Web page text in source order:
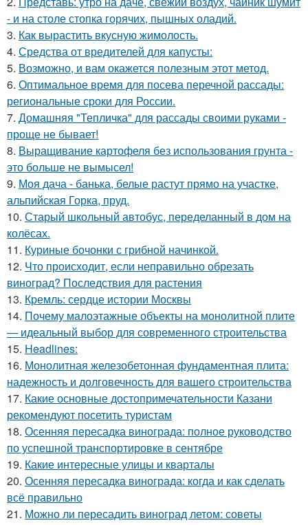
- и на столе стопка горячих, пышных оладий.
3. Как вырастить вкусную жимолость.
4. Средства от вредителей для капусты:
5. Возможно, и вам окажется полезным этот метод.
6. Оптимальное время для посева перечной рассады:
региональные сроки для России.
7. Домашняя "Тепличка" для рассады своими руками -
проще не бывает!
8. Выращивание картофеля без использования грунта -
это больше не вымысел!
9. Моя дача - банька, белые растут прямо на участке,
альпийская Горка, пруд.
10. Старый школьный автобус, переделанный в дом на
колёсах.
11. Куриные бочонки с грибной начинкой.
12. Что происходит, если неправильно обрезать
виноград? Последствия для растения
13. Кремль: сердце истории Москвы
14. Почему малоэтажные объекты на монолитной плите
— идеальный выбор для современного строительства
15. Headlines:
16. Монолитная железобетонная фундаментная плита:
надежность и долговечность для вашего строительства
17. Какие основные достопримечательности Казани
рекомендуют посетить туристам
18. Осенняя пересадка винограда: полное руководство
по успешной транспортировке в сентябре
19. Какие интересные улицы и кварталы
20. Осенняя пересадка винограда: когда и как сделать
всё правильно
21. Можно ли пересадить виноград летом: советы